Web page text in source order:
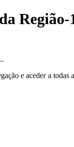
Região-
e aceder a todas